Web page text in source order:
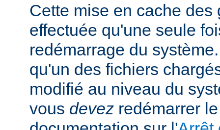
Cette mise en cache des
effectuée qu'une seule
redémarrage du
qu'un des fichiers
modifié au niveau du
vous devez redémarrer